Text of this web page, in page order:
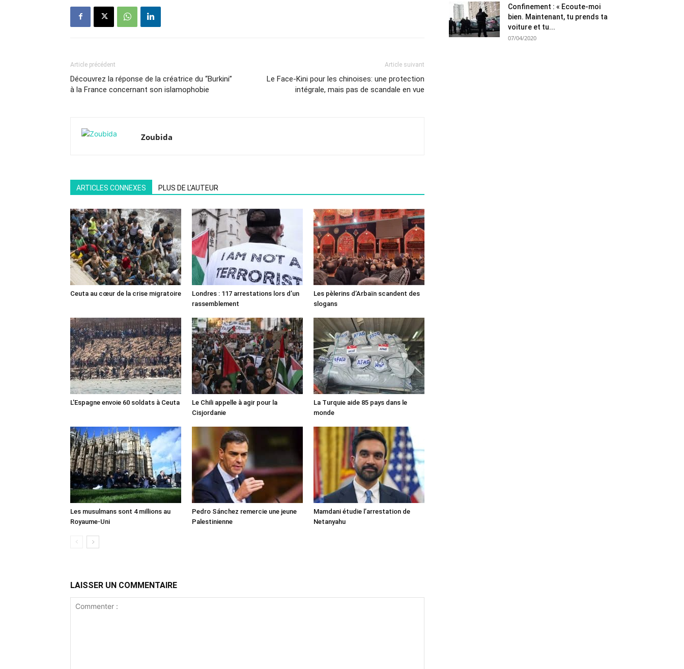
Article précédent
Découvrez la réponse de la créatrice du “Burkini”
à la France concernant son islamophobie
Article suivant
Le Face-Kini pour les chinoises: une protection
intégrale, mais pas de scandale en vue
Zoubida
ARTICLES CONNEXES PLUS DE L'AUTEUR
Ceuta au cœur de la crise migratoire
Londres : 117 arrestations lors d’un
rassemblement
Les pèlerins d’Arbaïn scandent des
slogans
L’Espagne envoie 60 soldats à Ceuta
Le Chili appelle à agir pour la
Cisjordanie
La Turquie aide 85 pays dans le
monde
Les musulmans sont 4 millions au
Royaume-Uni
Pedro Sánchez remercie une jeune
Palestinienne
Mamdani étudie l’arrestation de
Netanyahu
LAISSER UN COMMENTAIRE
Confinement : « Ecoute-moi
bien. Maintenant, tu prends ta
voiture et tu...
07/04/2020